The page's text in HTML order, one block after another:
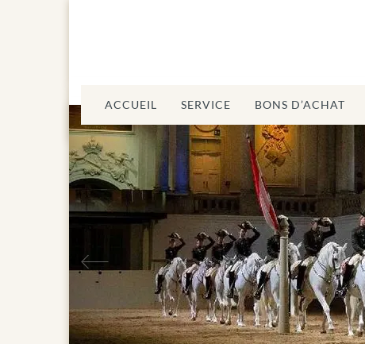
ACCUEIL SERVICE BONS D’ACHAT
Précédent